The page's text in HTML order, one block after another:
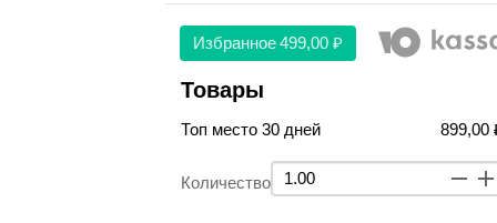
Избранное 499,00 ₽
Товары
Топ место 30 дней 899,00
Количество